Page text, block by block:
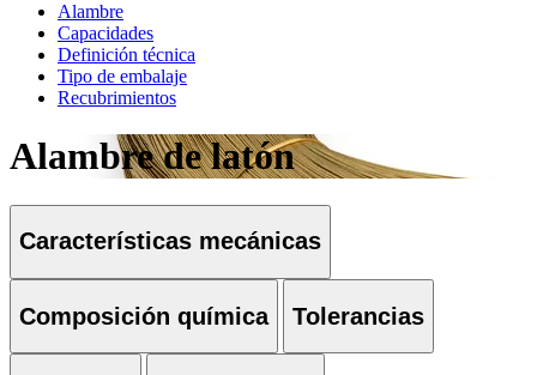
Alambre
Capacidades
Definición técnica
Tipo de embalaje
Recubrimientos
Alambre de latón
Características mecánicas
Composición química Tolerancias